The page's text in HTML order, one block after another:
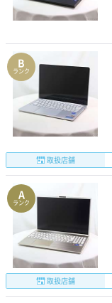
B
ランク
取扱店舗
A
ランク
取扱店舗